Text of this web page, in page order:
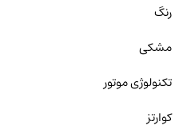
رنگ
مشکی
تکنولوژی موتور
کوارتز